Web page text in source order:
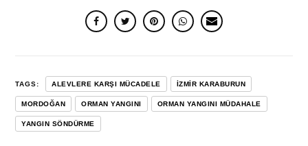
TAGS: ALEVLERE KARŞI MÜCADELE İZMIR KARABURUN
MORDOĞAN ORMAN YANGINI ORMAN YANGINI MÜDAHALE
YANGIN SÖNDÜRME